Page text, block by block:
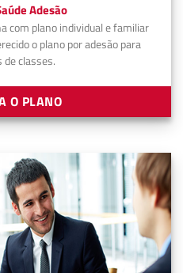
Adesão
com plano individual e familiar
o plano por adesão para
de classes.
O PLANO